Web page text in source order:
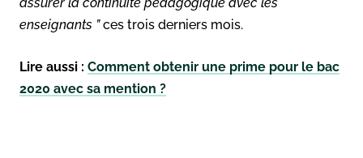
enseignants ”ces trois derniers mois.
Lire aussi : Comment obtenir une prime pour le bac
2020 avec sa mention ?